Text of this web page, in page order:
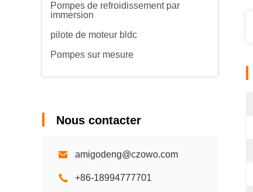
Pompes de refroidissement par
immersion
pilote de moteur bldc
Pompes sur mesure
Nous contacter
amigodeng@czowo.com
+86-18994777701